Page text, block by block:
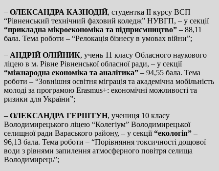
– ОЛЕКСАНДРА КАЗНОДІЙ, студентка ІІ курсу ВСП
“Рівненський технічний фаховий коледж” НУВГП, – у секції
“прикладна мікроекономіка та підприємництво” – 88,11
бала. Тема роботи – “Релокація бізнесу в умовах війни”;
– АНДРІЙ ОЛІЙНИК, учень 11 класу Обласного наукового
ліцею в м. Рівне Рівненської обласної ради, – у секції
“міжнародна економіка та аналітика” – 94,55 бала. Тема
роботи – “Зовнішня освітня міграція та академічна мобільність
молоді за програмою Erasmus+: економічні можливості та
ризики для України”;
– ОЛЕКСАНДРА ГЕРШТУН, учениця 10 класу
Володимирецького ліцею “Колегіум” Володимирецької
селищної ради Вараського району, – у секції“екологія” –
96,13 бала. Тема роботи – “Порівняння токсичності дощової
води з рівнями запилення атмосферного повітря селища
Володимирець”;